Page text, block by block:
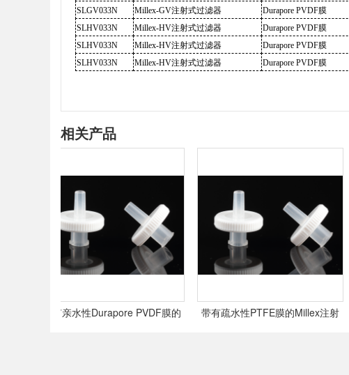
SLGV033N
Millex-GV注射式过滤器 Durapore PVDF膜
SLHV033N
Millex-HV注射式过滤器 Durapore PVDF膜
SLHV033N
Millex-HV注射式过滤器 Durapore PVDF膜
SLHV033N
Millex-HV注射式过滤器 Durapore PVDF膜
相关产品
带有亲水性Durapore PVDF膜的
带有疏水性PTFE膜的Millex注射